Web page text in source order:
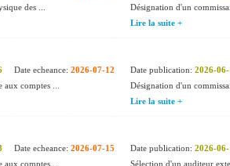
des ...
Désignation d'un
Lire la suite +
Date echeance: 2026-07-12
comptes ...
Date publication: 2026-
Désignation d'un
Lire la suite +
Date echeance: 2026-07-15
comptes ...
Date publication: 2026-
Sélection d'un auditeur